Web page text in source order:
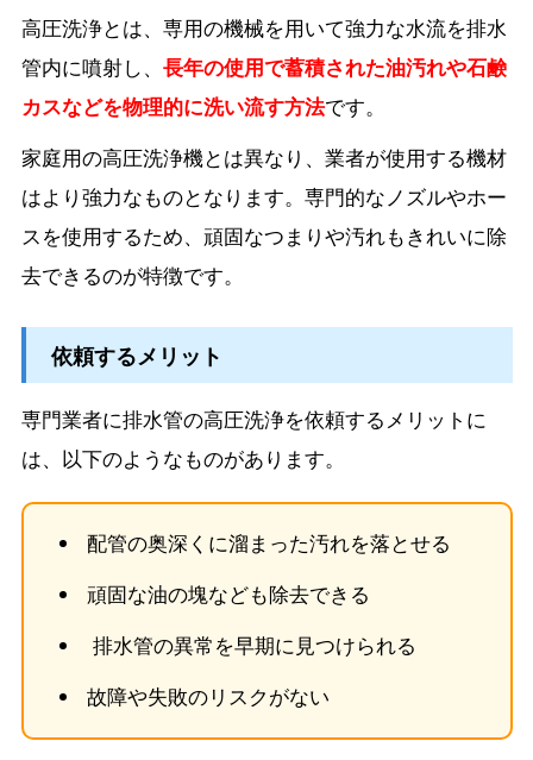
高圧洗浄とは、専用の機械を用いて強力な水流を排水
管内に噴射し、 長年の使用で蓄積された油汚れや石鹸
カスなどを物理的に洗い流す方法です。
家庭用の高圧洗浄機とは異なり、業者が使用する機材
はより強力なものとなります。専門的なノズルやホー
スを使用するため、頑固なつまりや汚れもきれいに除
去できるのが特徴です。
依頼するメリット
専門業者に排水管の高圧洗浄を依頼するメリットに
は、以下のようなものがあります。
配管の奥深くに溜まった汚れを落とせる
頑固な油の塊なども除去できる
排水管の異常を早期に見つけられる
故障や失敗のリスクがない